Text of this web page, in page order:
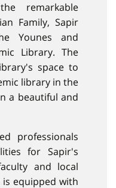
remarkable
Family, Sapir
Younes and
Library. The
space to
library in the
a beautiful and
professionals
for Sapir's
and local
equipped with